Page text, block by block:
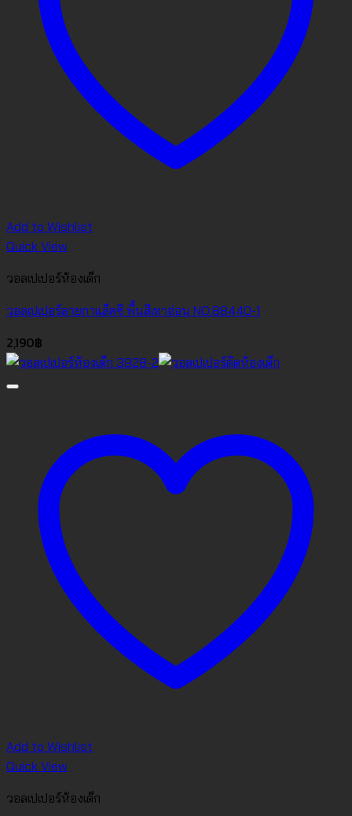
Add to Wishlist
Quick View
วอลเปเปอร์ห้องเด็ก
วอลเปเปอร์ลายกาแล็คซี พื้นสีเทาอ่อน NO.88440-1
2,190฿
Add to Wishlist
Quick View
วอลเปเปอร์ห้องเด็ก